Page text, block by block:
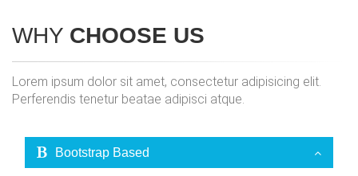
WHY CHOOSE US
Lorem ipsum dolor sit amet, consectetur adipisicing elit.
Perferendis tenetur beatae adipisci atque.
Bootstrap Based